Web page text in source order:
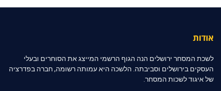
אודות
לשכת המסחר ירושלים הנה הגוף הרשמי המייצג את הסוחרים ובעלי
העסקים בירושלים וסביבתה. הלשכה היא עמותה רשומה, חברה בפדרציה
של איגוד לשכות המסחר.